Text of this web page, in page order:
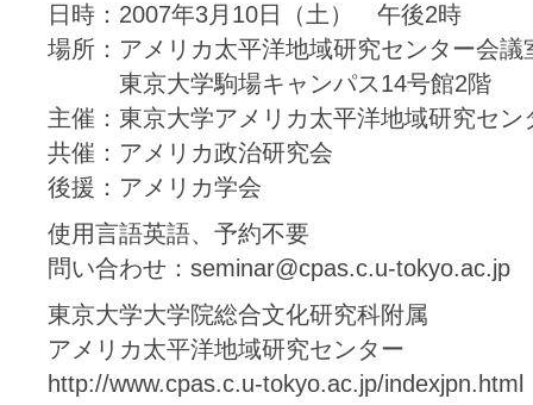
日時：2007年3月10日（土） 午後2時
場所：アメリカ太平洋地域研究センター会議
東京大学駒場キャンパス14号館2階
主催：東京大学アメリカ太平洋地域研究セン
共催：アメリカ政治研究会
後援：アメリカ学会
使用言語英語、予約不要
問い合わせ：seminar@cpas.c.u-tokyo.ac.jp
東京大学大学院総合文化研究科附属
アメリカ太平洋地域研究センター
http://www.cpas.c.u-tokyo.ac.jp/indexjpn.html